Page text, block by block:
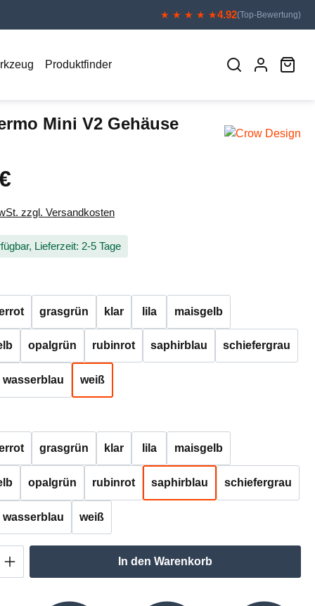
★ ★ ★ ★ ★4.92(Top-Bewertung)
Produktfinder
Mini V2 Gehäuse
zzgl. Versandkosten
Lieferzeit: 2-5 Tage
grasgrün klar lila maisgelb
opalgrün rubinrot saphirblau schiefergrau
wasserblau weiß
grasgrün klar lila maisgelb
opalgrün rubinrot saphirblau schiefergrau
wasserblau weiß
Gib den gewünschten Wert ein
In den Warenkorb